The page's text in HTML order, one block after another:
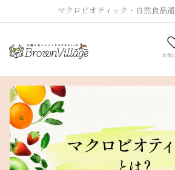
マクロビオティック・自然食品
お気